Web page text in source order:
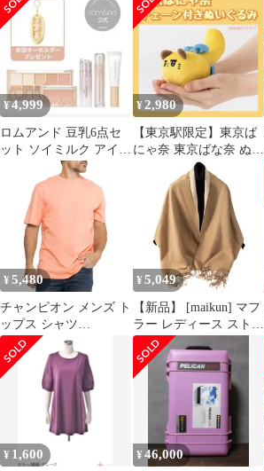
グレー
¥4,999
ロムアンド 豆乳6点セ
ット ソイミルク アイシ
ャドウ 眉マスカラ リッ
¥2,980
【東京駅限定】東京ば
にゃ奈 東京ばな奈 ぬい
ぐるみ 新品未使用 ショ
ップ袋付き
¥ 5,480
チャンピオン メンズ ト
ップス シャツ
Champion Cloud Wash
TShirt Short Sleeve
Peach Grapefruit ピーチ
¥ 5,049
【新品】 [maikun] マフ
ラー レディース ストー
ル 冬 柔らかい ショー
ル 両面使用 大判 カー
キ&ベージュ 秋冬 大き
¥ 1,600 ¥46,000